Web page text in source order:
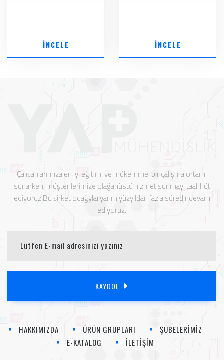
İNCELE İNCELE
Çalışanlarımıza en iyi eğitimi ve mükemmel bir çalışma ortamı
sunarken, müşterilerimize olağanüstü hizmet sunmayı taahhüt
ediyoruz.Bu şirket odağylaı yarım yüzyıldan fazla süredir devam
ediyoruz.
KAYDOL
HAKKIMIZDA ÜRÜN GRUPLARI
ŞUBELERİMİZ
E-KATALOG
İLETİŞİM